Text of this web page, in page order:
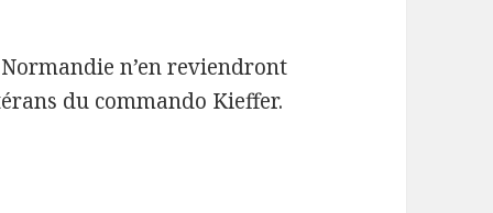
n’en reviendront
du commando Kieffer.
– Des francais dans le Jour J – 6 juin 1944